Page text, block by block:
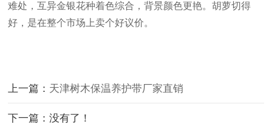
难处，互异金银花种着色综合，背景颜色更艳。胡萝切得
好，是在整个市场上卖个好议价。
上一篇： 天津树木保温养护带厂家直销
下一篇：没有了！